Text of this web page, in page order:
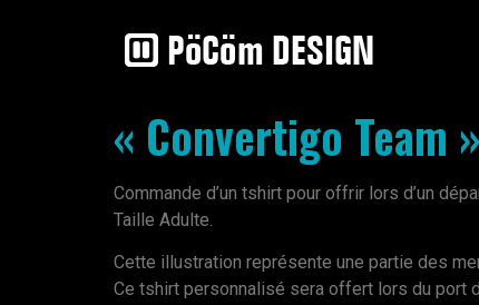
« Convertigo Team »
Commande d’un tshirt pour offrir lors d’un
Taille Adulte.
Cette illustration représente une partie des
Ce tshirt personnalisé sera offert lors du port